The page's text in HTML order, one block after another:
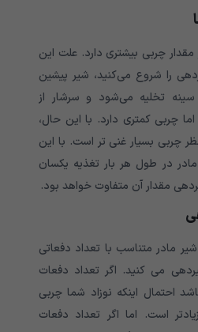
چربی بیشتری دارد. علت این
را شروع می‌کنید، شیر پیشین
تخلیه می‌شود و سرشار از
چربی کمتری دارد. با این حال،
چربی بسیار غنی تر است. با این
در طول هر بار تغذیه یکسان
مقدار آن متفاوت خواهد بود.
مادر متناسب با تعداد دفعاتی
می کنید. اگر تعداد دفعات
احتمال اینکه نوزاد شما چربی
است. اما اگر تعداد دفعات